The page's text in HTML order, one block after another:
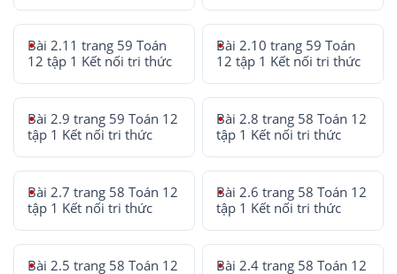
Bài 2.11 trang 59 Toán
12 tập 1 Kết nối tri thức
Bài 2.10 trang 59 Toán
12 tập 1 Kết nối tri thức
Bài 2.9 trang 59 Toán 12
tập 1 Kết nối tri thức
Bài 2.8 trang 58 Toán 12
tập 1 Kết nối tri thức
Bài 2.7 trang 58 Toán 12
tập 1 Kết nối tri thức
Bài 2.6 trang 58 Toán 12
tập 1 Kết nối tri thức
Bài 2.5 trang 58 Toán 12
Bài 2.4 trang 58 Toán 12